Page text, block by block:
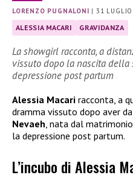
LORENZO PUGNALONI |31
ALESSIA MACARI GRAVIDANZA
La showgirl racconta, a
vissuto dopo la nascita
depressione post partum
Alessia Macari racconta, a
dramma vissuto dopo aver
Nevaeh, nata dal
la depressione post partum.
L’incubo di Alessia